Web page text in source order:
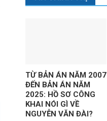
TỪ BẢN ÁN NĂM 2007
ĐẾN BẢN ÁN NĂM
2025: HỒ SƠ CÔNG
KHAI NÓI GÌ VỀ
NGUYỄN VĂN ĐÀI?